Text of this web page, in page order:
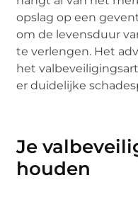
opslag op een
om de levensduur
te verlengen. Het
het
er duidelijke
Je
houden